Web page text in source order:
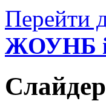
Перейти
ЖОУНБ